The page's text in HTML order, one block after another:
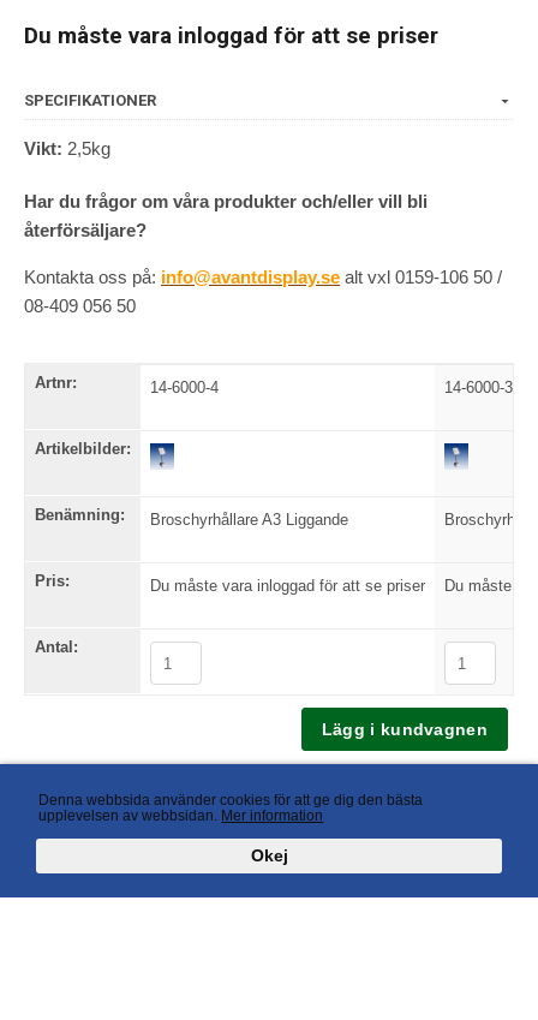
Okej
Denna webbsida använder cookies för att ge dig den bästa
upplevelsen av webbsidan. Mer information
Du måste vara inloggad för att se priser
SPECIFIKATIONER
Vikt: 2,5kg
Har du frågor om våra produkter och/eller vill bli
återförsäljare?
Kontakta oss på: info@avantdisplay.se alt vxl 0159-106 50 /
08-409 056 50
Artnr:
Artikelbilder:
Benämning:
Pris:
Antal:
14-6000-4
Broschyrhållare A3 Liggande
Du måste vara inloggad för att se priser
14-6000-3
Du måste
Tillbaka